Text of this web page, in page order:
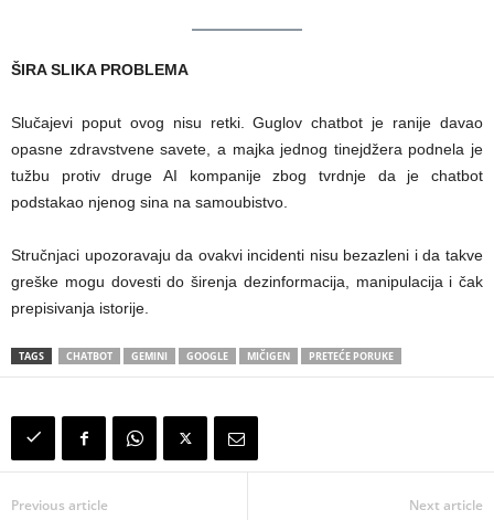
ŠIRA SLIKA PROBLEMA
Slučajevi poput ovog nisu retki. Guglov chatbot je ranije davao
opasne zdravstvene savete, a majka jednog tinejdžera podnela je
tužbu protiv druge AI kompanije zbog tvrdnje da je chatbot
podstakao njenog sina na samoubistvo.
Stručnjaci upozoravaju da ovakvi incidenti nisu bezazleni i da takve
greške mogu dovesti do širenja dezinformacija, manipulacija i čak
prepisivanja istorije.
TAGS CHATBOT GEMINI GOOGLE MIČIGEN PRETEĆE PORUKE
Previous article Next article